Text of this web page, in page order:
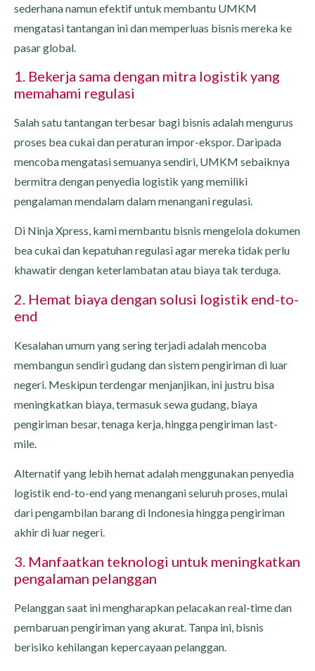
sederhana namun efektif untuk membantu UMKM
mengatasi tantangan ini dan memperluas bisnis mereka ke
pasar global.
1. Bekerja sama dengan mitra logistik yang
memahami regulasi
Salah satu tantangan terbesar bagi bisnis adalah mengurus
proses bea cukai dan peraturan impor-ekspor. Daripada
mencoba mengatasi semuanya sendiri, UMKM sebaiknya
bermitra dengan penyedia logistik yang memiliki
pengalaman mendalam dalam menangani regulasi.
Di Ninja Xpress, kami membantu bisnis mengelola dokumen
bea cukai dan kepatuhan regulasi agar mereka tidak perlu
khawatir dengan keterlambatan atau biaya tak terduga.
2. Hemat biaya dengan solusi logistik end-to-
end
Kesalahan umum yang sering terjadi adalah mencoba
membangun sendiri gudang dan sistem pengiriman di luar
negeri. Meskipun terdengar menjanjikan, ini justru bisa
meningkatkan biaya, termasuk sewa gudang, biaya
pengiriman besar, tenaga kerja, hingga pengiriman last-
mile.
Alternatif yang lebih hemat adalah menggunakan penyedia
logistik end-to-end yang menangani seluruh proses, mulai
dari pengambilan barang di Indonesia hingga pengiriman
akhir di luar negeri.
3. Manfaatkan teknologi untuk meningkatkan
pengalaman pelanggan
Pelanggan saat ini mengharapkan pelacakan real-time dan
pembaruan pengiriman yang akurat. Tanpa ini, bisnis
berisiko kehilangan kepercayaan pelanggan.